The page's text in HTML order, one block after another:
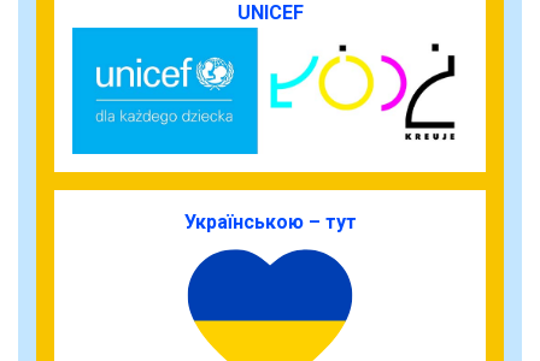
UNICEF
Українською – тут